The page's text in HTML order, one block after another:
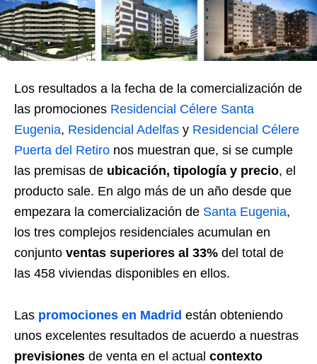
Los resultados a la fecha de la comercialización de
las promociones Residencial Célere Santa
Eugenia, Residencial Adelfas y Residencial Célere
Puerta del Retiro nos muestran que, si se cumple
las premisas de ubicación, tipología y precio, el
producto sale. En algo más de un año desde que
empezara la comercialización de Santa Eugenia,
los tres complejos residenciales acumulan en
conjunto ventas superiores al 33% del total de
las 458 viviendas disponibles en ellos.
Las promociones en Madrid están obteniendo
unos excelentes resultados de acuerdo a nuestras
previsiones de venta en el actual contexto